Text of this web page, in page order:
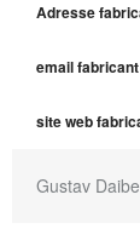
Adresse
email fabricant
site web
Gustav